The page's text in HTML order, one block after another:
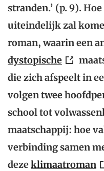
stranden.’ (p. 9).
uiteindelijk zal
roman, waarin een
dystopische
die zich afspeelt in
volgen twee
school tot
maatschappij: hoe
verbinding samen
dezeklimaatroman